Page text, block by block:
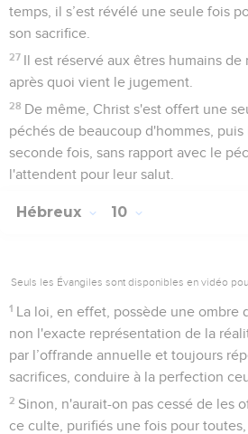
temps, il s’est révélé une seule fois
son sacrifice.
27 Il est réservé aux êtres humains de
après quoi vient le jugement.
28 De même, Christ s'est offert une
péchés de beaucoup d'hommes, puis
seconde fois, sans rapport avec le
l'attendent pour leur salut.
Hébreux 10
Seuls les Évangiles sont disponibles en vidéo
1 La loi, en effet, possède une ombre
non l'exacte représentation de la
par l’offrande annuelle et toujours
sacrifices, conduire à la perfection
2 Sinon, n'aurait-on pas cessé de les
ce culte, purifiés une fois pour